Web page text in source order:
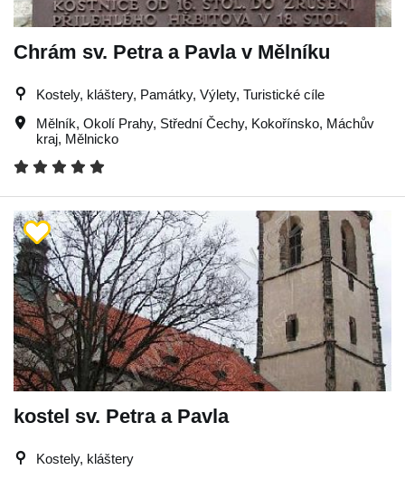
Chrám sv. Petra a Pavla v Mělníku
Kostely, kláštery, Památky, Výlety, Turistické cíle
Mělník, Okolí Prahy, Střední Čechy, Kokořínsko, Máchův
kraj, Mělnicko
kostel sv. Petra a Pavla
Kostely, kláštery